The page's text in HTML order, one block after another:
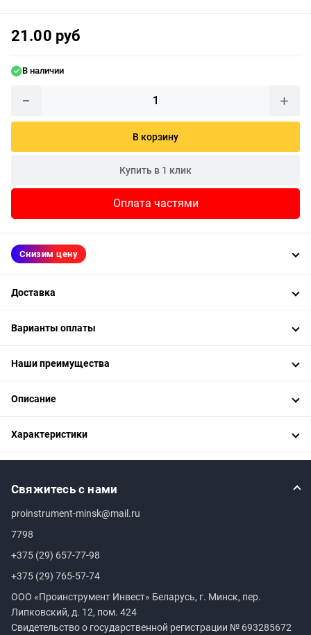
21.00 руб
В наличии
В корзину
Купить в 1 клик
Оплата частями
Снизим цену
Доставка
Варианты оплаты
Наши преимущества
Описание
Характеристики
Свяжитесь с нами
proinstrument-minsk@mail.ru
7798
+375 (29) 657-77-98
+375 (29) 765-57-74
ООО «Проинструмент Инвест» Беларусь, г. Минск, пер.
Липковский, д. 12, пом. 424
Свидетельство о государственной регистрации № 693285672